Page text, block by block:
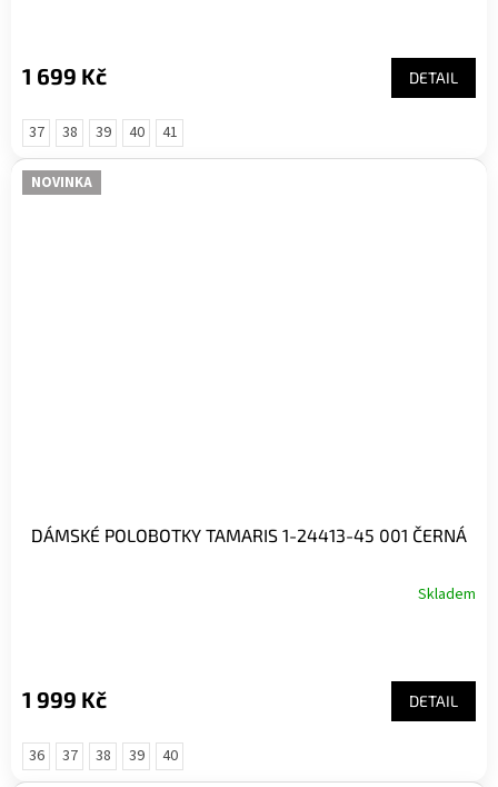
1 699 Kč DETAIL
37 38 39 40 41
NOVINKA
DÁMSKÉ POLOBOTKY TAMARIS 1-24413-45 001 ČERNÁ
Skladem
1 999 Kč DETAIL
36 37 38 39 40